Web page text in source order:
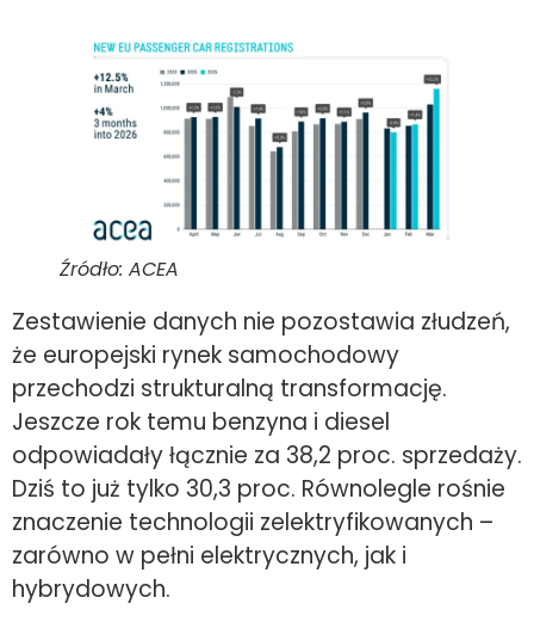
Źródło: ACEA
Zestawienie danych nie pozostawia złudzeń,
że europejski rynek samochodowy
przechodzi strukturalną transformację.
Jeszcze rok temu benzyna i diesel
odpowiadały łącznie za 38,2 proc. sprzedaży.
Dziś to już tylko 30,3 proc. Równolegle rośnie
znaczenie technologii zelektryfikowanych –
zarówno w pełni elektrycznych, jak i
hybrydowych.